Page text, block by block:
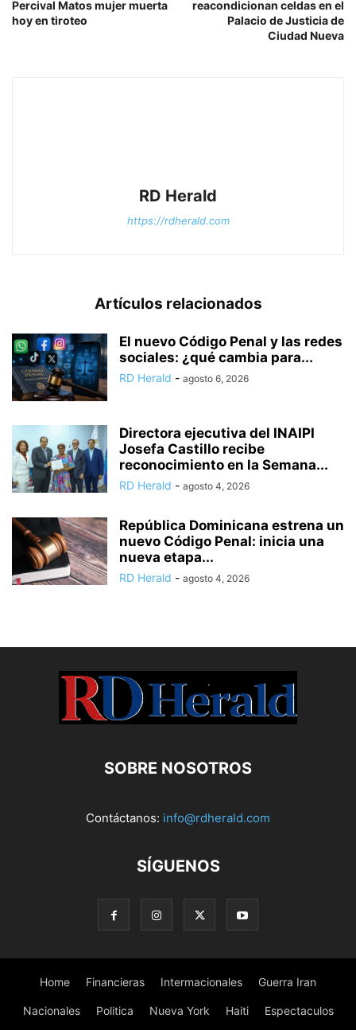
Percival Matos mujer muerta
hoy en tiroteo
reacondicionan celdas en el
Palacio de Justicia de
Ciudad Nueva
RD Herald
https://rdherald.com
Artículos relacionados
El nuevo Código Penal y las redes
sociales: ¿qué cambia para...
RD Herald - agosto 6, 2026
Directora ejecutiva del INAIPI
Josefa Castillo recibe
reconocimiento en la Semana...
RD Herald - agosto 4, 2026
República Dominicana estrena un
nuevo Código Penal: inicia una
nueva etapa...
RD Herald - agosto 4, 2026
SOBRE NOSOTROS
Contáctanos: info@rdherald.com
SÍGUENOS
Home Financieras Intermacionales Guerra Iran
Nacionales Politica Nueva York Haiti Espectaculos